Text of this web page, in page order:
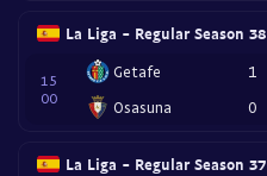
La Liga - Regular Season 38
15
00
Getafe
Osasuna
1
0
La Liga - Regular Season 37